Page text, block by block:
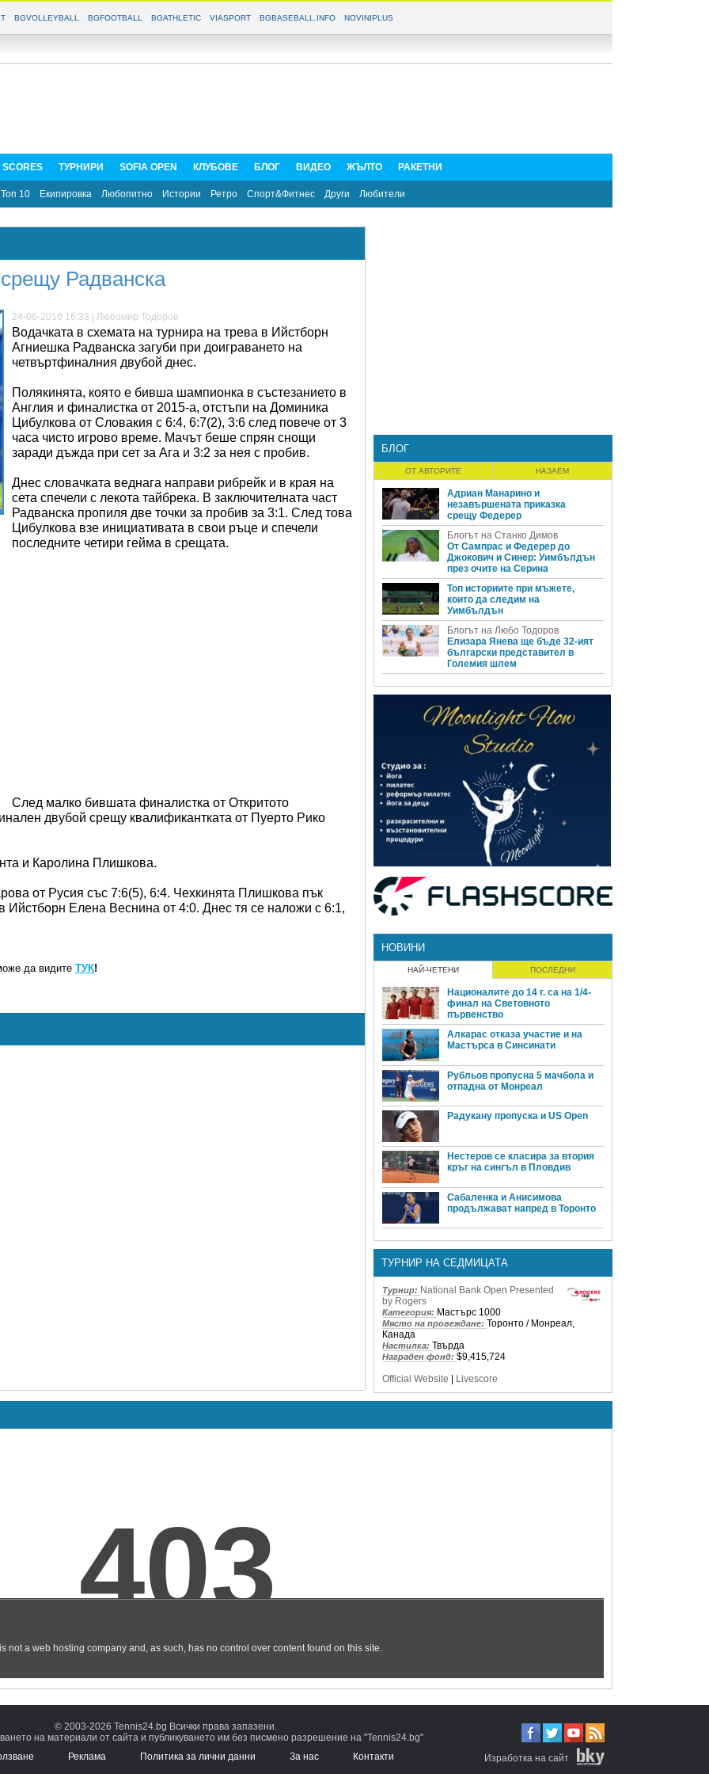
BGVOLLEYBALL BGFOOTBALL BGATHLETIC VIASPORT BGBASEBALL.INFO NOVINIPLUS
SCORES ТУРНИРИ SOFIA OPEN КЛУБОВЕ БЛОГ ВИДЕО ЖЪЛТО РАКЕТНИ
Топ 10 Екипировка Любопитно Истории Ретро Спорт&Фитнес Други Любители
Радванска
24-06-2016 16:33 | Любомир Тодоров
Водачката в схемата на турнира на трева в Ийстборн
Агниешка Радванска загуби при доиграването на
четвъртфиналния двубой днес.
Полякинята, която е бивша шампионка в състезанието в
Англия и финалистка от 2015-а, отстъпи на Доминика
Цибулкова от Словакия с 6:4, 6:7(2), 3:6 след повече от 3
часа чисто игрово време. Мачът беше спрян снощи
заради дъжда при сет за Ага и 3:2 за нея с пробив.
Днес словачката веднага направи рибрейк и в края на
сета спечели с лекота тайбрека. В заключителната част
Радванска пропиля две точки за пробив за 3:1. След това
Цибулкова взе инициативата в свои ръце и спечели
последните четири гейма в срещата.
След малко бившата финалистка от Откритото
двубой срещу квалификантката от Пуерто Рико
и Каролина Плишкова.
от Русия със 7:6(5), 6:4. Чехкинята Плишкова пък
Елена Веснина от 4:0. Днес тя се наложи с 6:1,
да видите ТУК!
БЛОГ
ОТ АВТОРИТЕ НАЗАЕМ
Адриан Манарино и
незавършената приказка
срещу Федерер
Блогът на Станко Димов
От Сампрас и Федерер до
Джокович и Синер: Уимбълдън
през очите на Серина
Топ историите при мъжете,
които да следим на
Уимбълдън
Блогът на Любо Тодоров
Елизара Янева ще бъде 32-ият
български представител в
Големия шлем
НОВИНИ
НАЙ-ЧЕТЕНИ ПОСЛЕДНИ
Националите до 14 г. са на 1/4-
финал на Световното
първенство
Алкарас отказа участие и на
Мастърса в Синсинати
Рубльов пропусна 5 мачбола и
отпадна от Монреал
Радукану пропуска и US Open
Нестеров се класира за втория
кръг на сингъл в Пловдив
Сабаленка и Анисимова
продължават напред в Торонто
ТУРНИР НА СЕДМИЦАТА
Турнир: National Bank Open Presented
by Rogers
Категория: Мастърс 1000
Място на провеждане: Торонто / Монреал,
Канада
Настилка: Твърда
Награден фонд: $9,415,724
Official Website
Livescore
© 2003-2026 Tennis24.bg Всички права запазени.
на материали от сайта и публикуването им без писмено разрешение на "Tennis24.bg"
Реклама Политика за лични данни За нас Контакти Изработка на сайт